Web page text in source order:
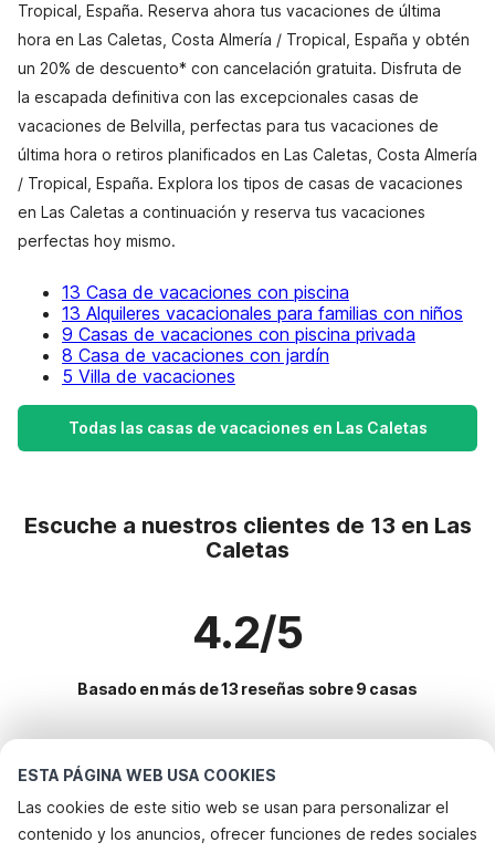
ESTA PÁGINA WEB USA COOKIES
Las cookies de este sitio web se usan para personalizar el
contenido y los anuncios, ofrecer funciones de redes sociales
Tropical, España. Reserva ahora tus vacaciones de última
hora en Las Caletas, Costa Almería / Tropical, España y obtén
un 20% de descuento* con cancelación gratuita. Disfruta de
la escapada definitiva con las excepcionales casas de
vacaciones de Belvilla, perfectas para tus vacaciones de
última hora o retiros planificados en Las Caletas, Costa Almería
/ Tropical, España. Explora los tipos de casas de vacaciones
en Las Caletas a continuación y reserva tus vacaciones
perfectas hoy mismo.
13 Casa de vacaciones con piscina
13 Alquileres vacacionales para familias con niños
9 Casas de vacaciones con piscina privada
8 Casa de vacaciones con jardín
5 Villa de vacaciones
Todas las casas de vacaciones en Las Caletas
Escuche a nuestros clientes de 13 en Las
Caletas
4.2/5
Basado en más de 13 reseñas sobre 9 casas
Destinos más populares para vacaciones
Ciudades con los mejores servicios para vacaciones